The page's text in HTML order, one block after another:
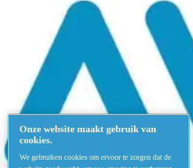
Selecteer hieronder uw beleid
Ga naar de Algemene Voorwaarden van OnePortal
Ga naar Juridische verklaringen
Ga naar Privacyverklaring
Ga naar Cookiebeleid
Ga naar landspecifieke kennisgevingen
Voor privacy gerelateerde zaken kunt u een e-mail sturen naar
Address
Onze website maakt gebruik van
cookies.
We gebruiken cookies om ervoor te zorgen dat de